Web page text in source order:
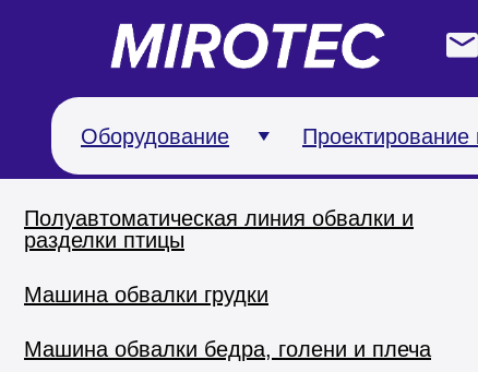
Проектирование
Оборудование
Машина обвалки грудки
Разделка и обвалка птицы
Делитель крыла на части. Сегментатор
Линия разделки птицы
Машина обвалки бедра, голени и плеча
Полуавтоматическая линия обвалки и
разделки птицы